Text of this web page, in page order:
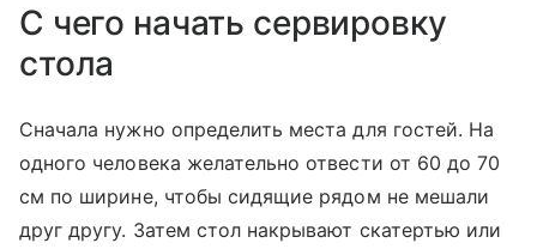
С чего начать сервировку
стола
Сначала нужно определить места для гостей. На
одного человека желательно отвести от 60 до 70
см по ширине, чтобы сидящие рядом не мешали
друг другу. Затем стол накрывают скатертью или